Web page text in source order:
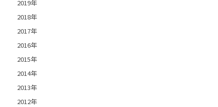
2019年
2018年
2017年
2016年
2015年
2014年
2013年
2012年